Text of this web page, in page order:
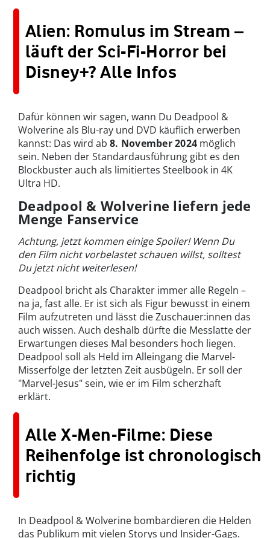
Alien: Romulus im Stream –
läuft der Sci-Fi-Horror bei
Disney+? Alle Infos
Dafür können wir sagen, wann Du Deadpool &
Wolverine als Blu-ray und DVD käuflich erwerben
kannst: Das wird ab 8. November 2024 möglich
sein. Neben der Standardausführung gibt es den
Blockbuster auch als limitiertes Steelbook in 4K
Ultra HD.
Deadpool & Wolverine liefern jede
Menge Fanservice
Achtung, jetzt kommen einige Spoiler! Wenn Du
den Film nicht vorbelastet schauen willst, solltest
Du jetzt nicht weiterlesen!
Deadpool bricht als Charakter immer alle Regeln –
na ja, fast alle. Er ist sich als Figur bewusst in einem
Film aufzutreten und lässt die Zuschauer:innen das
auch wissen. Auch deshalb dürfte die Messlatte der
Erwartungen dieses Mal besonders hoch liegen.
Deadpool soll als Held im Alleingang die Marvel-
Misserfolge der letzten Zeit ausbügeln. Er soll der
"Marvel-Jesus" sein, wie er im Film scherzhaft
erklärt.
Alle X-Men-Filme: Diese
Reihenfolge ist chronologisch
richtig
In Deadpool & Wolverine bombardieren die Helden
das Publikum mit vielen Storys und Insider-Gags.